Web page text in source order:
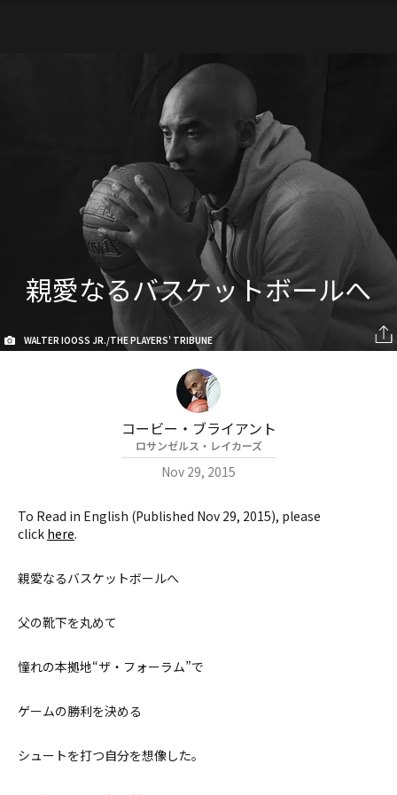
親愛なるバスケットボールへ
WALTER IOOSS JR./THE PLAYERS' TRIBUNE
コービー・ブライアント
ロサンゼルス・レイカーズ
Nov 29, 2015
To Read in English (Published Nov 29, 2015), please
click here.
親愛なるバスケットボールへ
父の靴下を丸めて
憧れの本拠地“ザ・フォーラム”で
ゲームの勝利を決める
シュートを打つ自分を想像した。